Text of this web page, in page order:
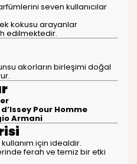
seven kullanıcılar
kokusu arayanlar
edilmektedir.
akorların birleşimi doğal
Pour Homme
Armani
için idealdir.
ferah ve temiz bir etki